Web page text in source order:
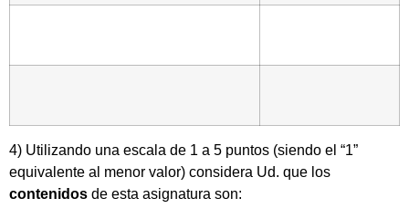
4) Utilizando una escala de 1 a 5 puntos (siendo el “1”
equivalente al menor valor) considera Ud. que los
contenidos de esta asignatura son: